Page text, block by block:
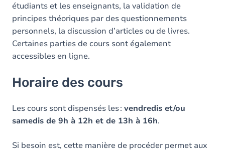
étudiants et les enseignants, la validation de
principes théoriques par des questionnements
personnels, la discussion d’articles ou de livres.
Certaines parties de cours sont également
accessibles en ligne.
Horaire des cours
Les cours sont dispensés les : vendredis et/ou
samedis de 9h à 12h et de 13h à 16h.
Si besoin est, cette manière de procéder permet aux